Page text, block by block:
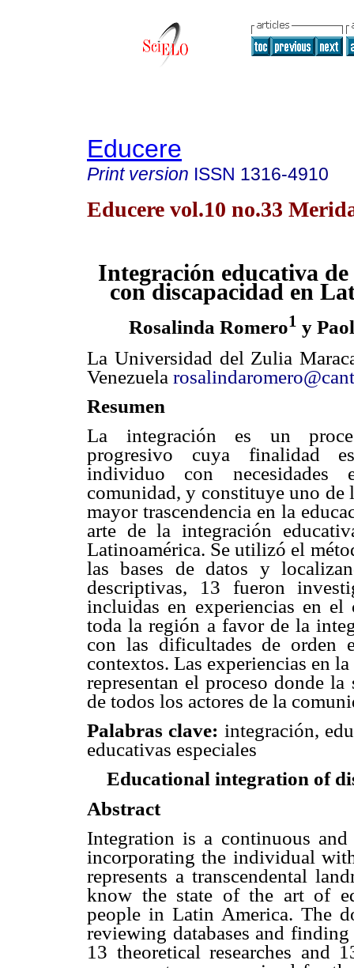
Educere
Print version ISSN 1316-4910
Educere vol.10 no.33
Integración educativa de
con discapacidad en
Rosalinda Romero1 y
La Universidad del Zulia
Venezuela
Resumen
La integración es un
progresivo cuya finalidad
individuo con necesidades
comunidad, y constituye uno de
mayor trascendencia en la
arte de la integración
Latinoamérica. Se utilizó el
las bases de datos y
descriptivas, 13 fueron
incluidas en experiencias en
toda la región a favor de la
con las dificultades de orden
contextos. Las experiencias en
representan el proceso donde
de todos los actores de la
Palabras clave: integración,
educativas especiales
Educational integration of
Abstract
Integration is a continuous
incorporating the individual
represents a transcendental
know the state of the art of
people in Latin America. The
reviewing databases and
13 theoretical researches and